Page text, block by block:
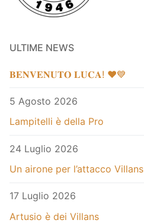
ULTIME NEWS
𝐁𝐄𝐍𝐕𝐄𝐍𝐔𝐓𝐎 𝐋𝐔𝐂𝐀! ❤️💙
5 Agosto 2026
Lampitelli è della Pro
24 Luglio 2026
Un airone per l’attacco Villans
17 Luglio 2026
Artusio è dei Villans